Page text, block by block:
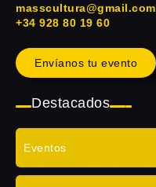
masscultura@gmail.com
+34 928 80 19 60
Envíanos tu evento
Destacados
Eventos